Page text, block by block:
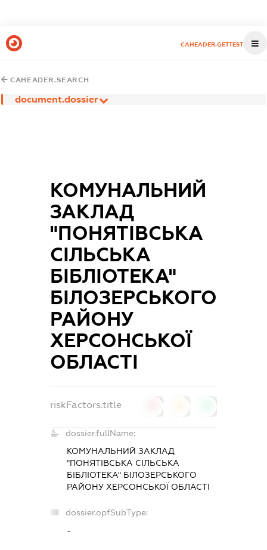
CAHEADER.GETTEST
CAHEADER.SEARCH
document.dossier
КОМУНАЛЬНИЙ
ЗАКЛАД
"ПОНЯТІВСЬКА
СІЛЬСЬКА
БІБЛІОТЕКА"
БІЛОЗЕРСЬКОГО
РАЙОНУ
ХЕРСОНСЬКОЇ
ОБЛАСТІ
riskFactors.title
dossier.fullName:
КОМУНАЛЬНИЙ ЗАКЛАД
"ПОНЯТІВСЬКА СІЛЬСЬКА
БІБЛІОТЕКА" БІЛОЗЕРСЬКОГО
РАЙОНУ ХЕРСОНСЬКОЇ ОБЛАСТІ
dossier.opfSubType:
-